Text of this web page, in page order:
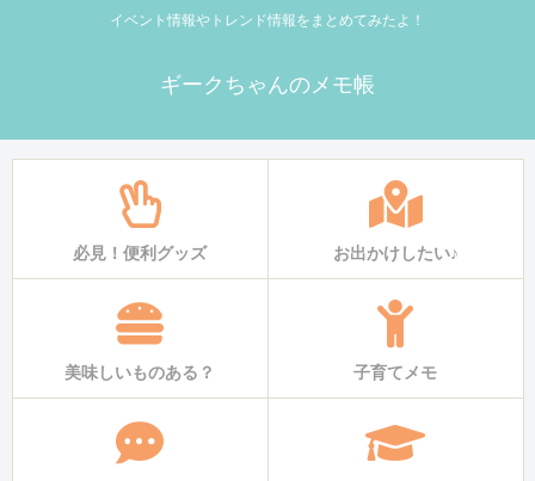
イベント情報やトレンド情報をまとめてみたよ！
ギークちゃんのメモ帳
必見！便利グッズ お出かけしたい♪
美味しいものある？ 子育てメモ